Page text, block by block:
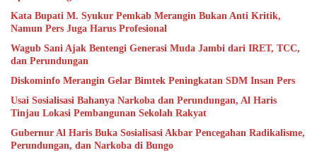
Kata Bupati M. Syukur Pemkab Merangin Bukan Anti Kritik,
Namun Pers Juga Harus Profesional
Wagub Sani Ajak Bentengi Generasi Muda Jambi dari IRET, TCC,
dan Perundungan
Diskominfo Merangin Gelar Bimtek Peningkatan SDM Insan Pers
Usai Sosialisasi Bahanya Narkoba dan Perundungan, Al Haris
Tinjau Lokasi Pembangunan Sekolah Rakyat
Gubernur Al Haris Buka Sosialisasi Akbar Pencegahan Radikalisme,
Perundungan, dan Narkoba di Bungo